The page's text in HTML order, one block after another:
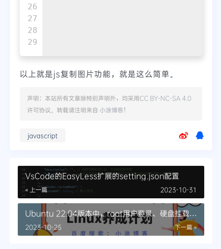
26
27
28
以上就是js复制图片功能，就是这么简单。
声明：本站所有文章除特别声明外，均采用CC BY-NC-SA 4.0
许可协议。转载请注明来自 小涂博客！
javascript
VsCode的EasyLess扩展的setting.json配置
« 上一篇 2023-10-31
Ubuntu 22.04版本中，root用户登录、硬盘挂载等
新机器操作指南
下一篇 »
2023-10-25